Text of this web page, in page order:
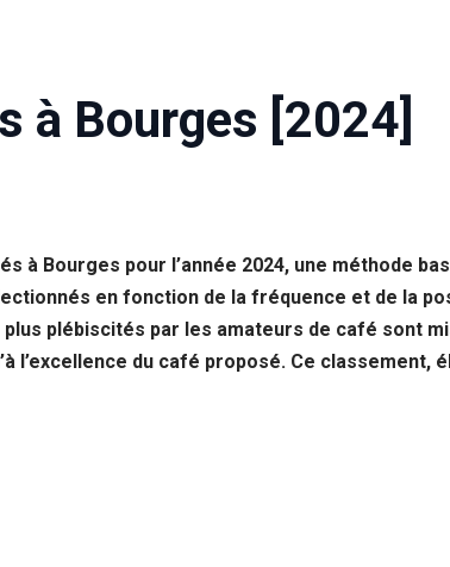
à Bourges [2024]
à Bourges pour l’année 2024, une méthode
en fonction de la fréquence et de la
plébiscités par les amateurs de café sont
l’excellence du café proposé. Ce classement,